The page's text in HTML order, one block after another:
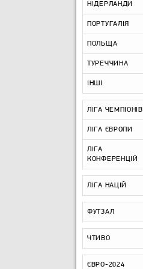
НІДЕРЛАНДИ
ПОРТУГАЛІЯ
ПОЛЬЩА
ТУРЕЧЧИНА
ІНШІ
ЛІГА ЧЕМПІОНІВ
ЛІГА ЄВРОПИ
ЛІГА
КОНФЕРЕНЦІЙ
ЛІГА НАЦІЙ
ФУТЗАЛ
ЧТИВО
ЄВРО-2024